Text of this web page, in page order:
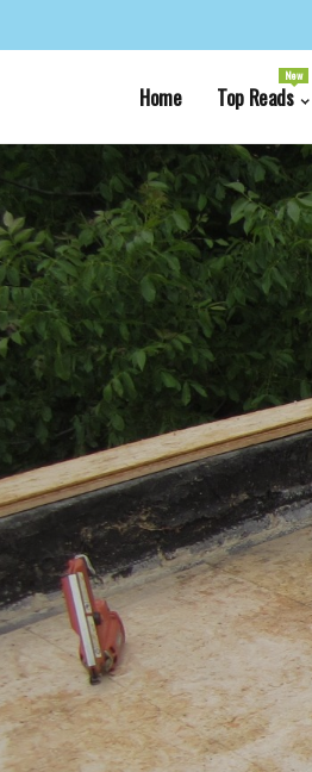
Home Top Reads
New